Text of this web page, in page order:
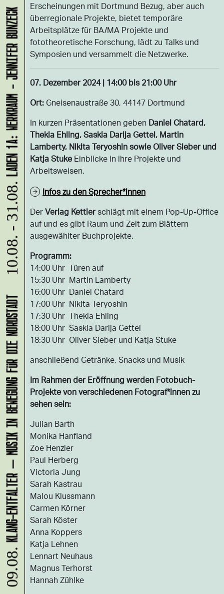
Erscheinungen mit Dortmund Bezug, aber auch
überregionale Projekte, bietet temporäre
Arbeitsplätze für BA/MA Projekte und
fototheoretische Forschung, lädt zu Talks und
Symposien und versammelt die Netzwerke.
07. Dezember 2024 | 14:00 bis 21:00 Uhr
Ort: Gneisenaustraße 30, 44147 Dortmund
In kurzen Präsentationen geben Daniel Chatard,
Thekla Ehling, Saskia Darija Gettel, Martin
Lamberty, Nikita Teryoshin sowie Oliver Sieber und
Katja Stuke Einblicke in ihre Projekte und
Arbeitsweisen.
Infos zu den Sprecher*innen
DerVerlag Kettlerschlägt mit einem Pop-Up-Office
auf und es gibt Raum und Zeit zum Blättern
ausgewählter Buchprojekte.
Programm:
14:00 Uhr Türen auf
15:30 Uhr Martin Lamberty
16:00 Uhr Daniel Chatard
17:00 Uhr Nikita Teryoshin
17:30 Uhr Thekla Ehling
18:00 Uhr Saskia Darija Gettel
18:30 Uhr Oliver Sieber und Katja Stuke
anschließend Getränke, Snacks und Musik
Im Rahmen der Eröffnung werden Fotobuch-
Projekte von verschiedenen Fotograf*innen zu
sehen sein:
Julian Barth
Monika Hanfland
Zoe Henzler
Paul Herberg
Victoria Jung
Sarah Kastrau
Malou Klussmann
Carmen Körner
Sarah Köster
Anna Koppers
Katja Lehnen
Lennart Neuhaus
Magnus Terhorst
Hannah Zühlke
09.08.
KLANG-ENTFALTER – MUSIK IN BEWEGUNG FÜR DIE NORDSTADT
10.08. - 31.08.
LADEN 1A: WERKRAUM - JENNIFER BUNZECK